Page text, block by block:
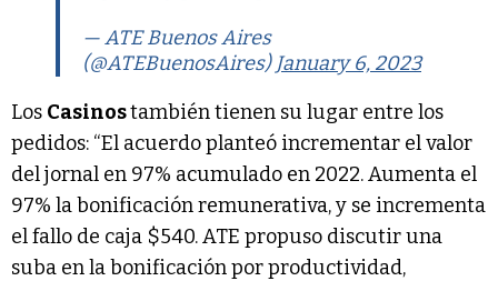
— ATE Buenos Aires
(@ATEBuenosAires) January 6, 2023
Los Casinostambién tienen su lugar entre los
pedidos: “El acuerdo planteó incrementar el valor
del jornal en 97% acumulado en 2022. Aumenta el
97% la bonificación remunerativa, y se incrementa
el fallo de caja $540. ATE propuso discutir una
suba en la bonificación por productividad,